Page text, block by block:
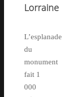
Lorraine
L’esplanade
du
monument
fait 1
000